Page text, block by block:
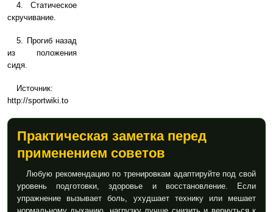
4. Статическое
скручивание.
5. Прогиб назад
из положения
сидя.
Источник:
http://sportwiki.to
Практическая заметка перед
применением советов
Любую рекомендацию по тренировкам адаптируйте под свой
уровень подготовки, здоровье и восстановление. Если
упражнение вызывает боль, ухудшает технику или мешает